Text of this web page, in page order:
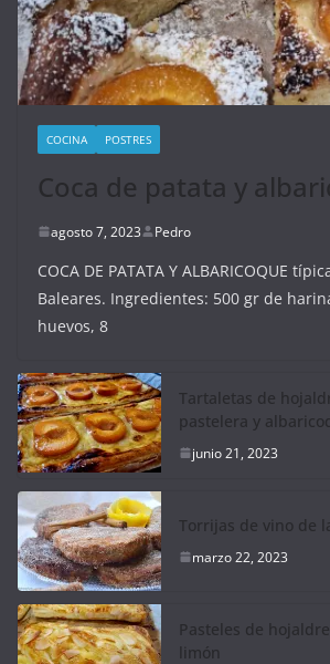
COCINA POSTRES
Coca de patata y
agosto 7, 2023 Pedro
COCA DE PATATA Y ALBARICOQUE
Baleares. Ingredientes: 500 gr de
huevos, 8
Tartaletas de
pastelera y
junio 21, 2023
Torrijas de vino de
marzo 22, 2023
Pasteles de
limón